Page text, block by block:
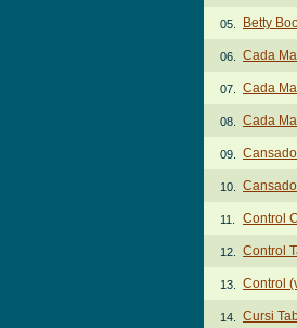
05. Betty
06. Cada
07. Cada
08. Cada
09.
10.
11. Control
12. Control
13. Control
14. Cursi